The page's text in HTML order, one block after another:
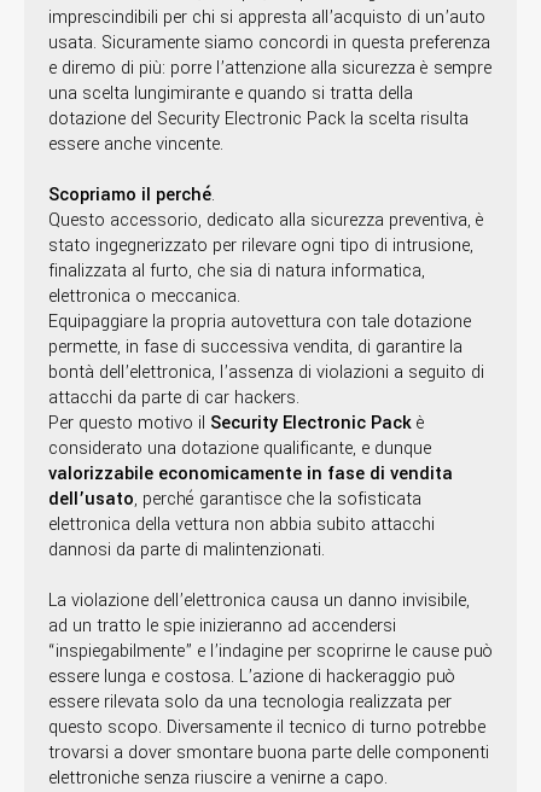
imprescindibili per chi si appresta all’acquisto di un’auto
usata. Sicuramente siamo concordi in questa preferenza
e diremo di più: porre l’attenzione alla sicurezza è sempre
una scelta lungimirante e quando si tratta della
dotazione del Security Electronic Pack la scelta risulta
essere anche vincente.
Scopriamo il perché.
Questo accessorio, dedicato alla sicurezza preventiva, è
stato ingegnerizzato per rilevare ogni tipo di intrusione,
finalizzata al furto, che sia di natura informatica,
elettronica o meccanica.
Equipaggiare la propria autovettura con tale dotazione
permette, in fase di successiva vendita, di garantire la
bontà dell’elettronica, l’assenza di violazioni a seguito di
attacchi da parte di car hackers.
Per questo motivo il Security Electronic Packè
considerato una dotazione qualificante, e dunque
valorizzabile economicamente in fase di vendita
dell’usato, perché garantisce che la sofisticata
elettronica della vettura non abbia subito attacchi
dannosi da parte di malintenzionati.
La violazione dell’elettronica causa un danno invisibile,
ad un tratto le spie inizieranno ad accendersi
“inspiegabilmente” e l’indagine per scoprirne le cause può
essere lunga e costosa. L’azione di hackeraggio può
essere rilevata solo da una tecnologia realizzata per
questo scopo. Diversamente il tecnico di turno potrebbe
trovarsi a dover smontare buona parte delle componenti
elettroniche senza riuscire a venirne a capo.